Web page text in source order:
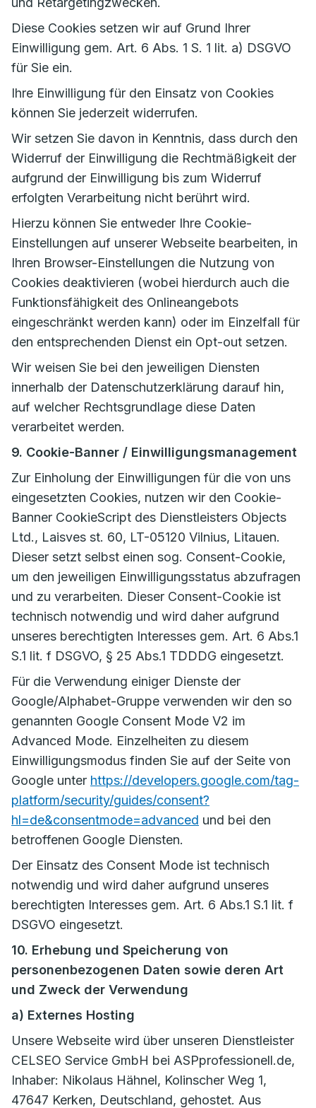
Diese Cookies setzen wir auf Grund Ihrer
Einwilligung gem. Art. 6 Abs. 1 S. 1 lit. a) DSGVO
für Sie ein.
Ihre Einwilligung für den Einsatz von Cookies
können Sie jederzeit widerrufen.
Wir setzen Sie davon in Kenntnis, dass durch den
Widerruf der Einwilligung die Rechtmäßigkeit der
aufgrund der Einwilligung bis zum Widerruf
erfolgten Verarbeitung nicht berührt wird.
Hierzu können Sie entweder Ihre Cookie-
Einstellungen auf unserer Webseite bearbeiten, in
Ihren Browser-Einstellungen die Nutzung von
Cookies deaktivieren (wobei hierdurch auch die
Funktionsfähigkeit des Onlineangebots
eingeschränkt werden kann) oder im Einzelfall für
den entsprechenden Dienst ein Opt-out setzen.
Wir weisen Sie bei den jeweiligen Diensten
innerhalb der Datenschutzerklärung darauf hin,
auf welcher Rechtsgrundlage diese Daten
verarbeitet werden.
9. Cookie-Banner / Einwilligungsmanagement
Zur Einholung der Einwilligungen für die von uns
eingesetzten Cookies, nutzen wir den Cookie-
Banner CookieScript des Dienstleisters Objects
Ltd., Laisves st. 60, LT-05120 Vilnius, Litauen.
Dieser setzt selbst einen sog. Consent-Cookie,
um den jeweiligen Einwilligungsstatus abzufragen
und zu verarbeiten. Dieser Consent-Cookie ist
technisch notwendig und wird daher aufgrund
unseres berechtigten Interesses gem. Art. 6 Abs.1
S.1 lit. f DSGVO, § 25 Abs.1 TDDDG eingesetzt.
Für die Verwendung einiger Dienste der
Google/Alphabet-Gruppe verwenden wir den so
genannten Google Consent Mode V2 im
Advanced Mode. Einzelheiten zu diesem
Einwilligungsmodus finden Sie auf der Seite von
Google unter https://developers.google.com/tag-
platform/security/guides/consent?
hl=de&consentmode=advanced und bei den
betroffenen Google Diensten.
Der Einsatz des Consent Mode ist technisch
notwendig und wird daher aufgrund unseres
berechtigten Interesses gem. Art. 6 Abs.1 S.1 lit. f
DSGVO eingesetzt.
10. Erhebung und Speicherung von
personenbezogenen Daten sowie deren Art
und Zweck der Verwendung
a) Externes Hosting
Unsere Webseite wird über unseren Dienstleister
CELSEO Service GmbH bei ASPprofessionell.de,
Inhaber: Nikolaus Hähnel, Kolinscher Weg 1,
47647 Kerken, Deutschland, gehostet. Aus